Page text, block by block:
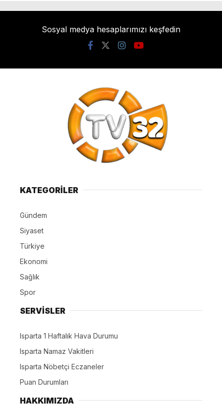
Sosyal medya hesaplarımızı keşfedin
KATEGORİLER
Gündem
Siyaset
Türkiye
Ekonomi
Sağlık
Spor
SERVİSLER
Isparta 1 Haftalık Hava Durumu
Isparta Namaz Vakitleri
Isparta Nöbetçi Eczaneler
Puan Durumları
HAKKIMIZDA